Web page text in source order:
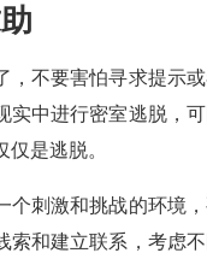
，不要害怕寻求提示
实中进行密室逃脱，
是逃脱。
个刺激和挑战的环境
索和建立联系，考虑